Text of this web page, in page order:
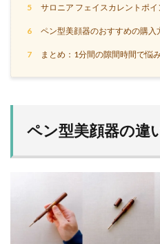
5 サロニア フェイスカレントポイ
6 ペン型美顔器のおすすめの購入
7 まとめ：1分間の隙間時間で悩
ペン型美顔器の違